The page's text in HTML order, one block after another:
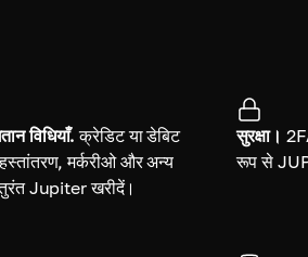
विधियाँ. क्रेडिट या डेबिट
मर्करीओ और अन्य
तुरंत Jupiter खरीदें।
सुरक्षा।
रूप से